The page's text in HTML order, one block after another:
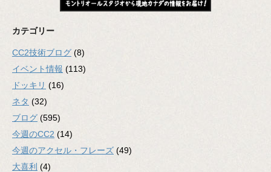
カテゴリー
CC2技術ブログ (8)
イベント情報 (113)
ドッキリ (16)
ネタ (32)
ブログ (595)
今週のCC2 (14)
今週のアクセル・フレーズ (49)
大喜利 (4)